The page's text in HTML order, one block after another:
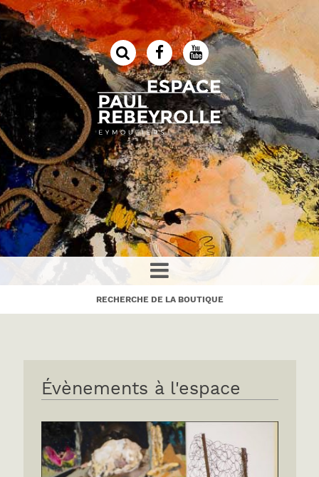
RECHERCHE DE LA BOUTIQUE
Évènements à l'espace